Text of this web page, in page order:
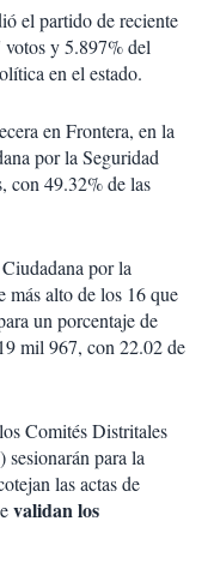
el partido de reciente
y 5.897% del
en el estado.
en Frontera, en la
por la Seguridad
con 49.32% de las
por la
alto de los 16 que
un porcentaje de
mil 967, con 22.02 de
Comités Distritales
para la
las actas de
validan los